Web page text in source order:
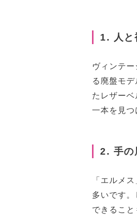
1. 人と
ヴィンテ
る廃盤モ
たレザー
一本を見つ
2. 手の
「エルメ
多いです
できるこ